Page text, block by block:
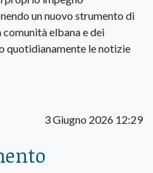
un nuovo strumento di
elbana e dei
quotidianamente le notizie
3 Giugno 2026 12:29